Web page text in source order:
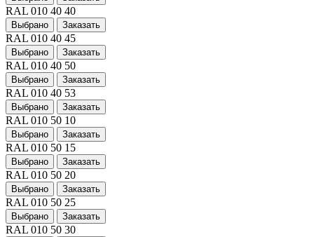
RAL 010 40 40
Выбрано Заказать
RAL 010 40 45
Выбрано Заказать
RAL 010 40 50
Выбрано Заказать
RAL 010 40 53
Выбрано Заказать
RAL 010 50 10
Выбрано Заказать
RAL 010 50 15
Выбрано Заказать
RAL 010 50 20
Выбрано Заказать
RAL 010 50 25
Выбрано Заказать
RAL 010 50 30